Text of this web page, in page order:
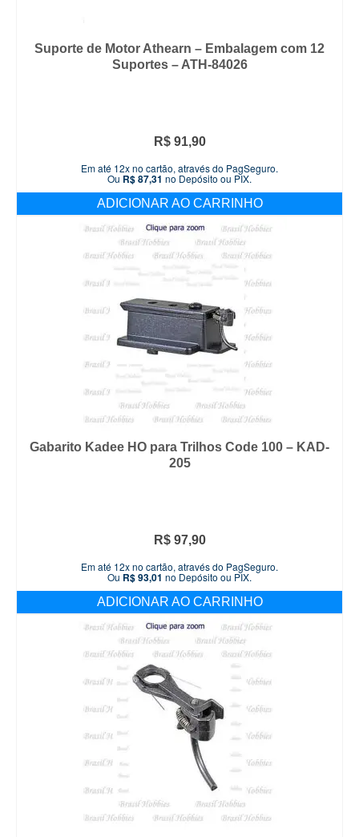
Suporte de Motor Athearn – Embalagem com 12
Suportes – ATH-84026
R$91,90
Em até 12x no cartão, através do PagSeguro.
Ou R$87,31 no Depósito ou PIX.
ADICIONAR AO CARRINHO
Gabarito Kadee HO para Trilhos Code 100 – KAD-
205
R$97,90
Em até 12x no cartão, através do PagSeguro.
Ou R$93,01 no Depósito ou PIX.
ADICIONAR AO CARRINHO